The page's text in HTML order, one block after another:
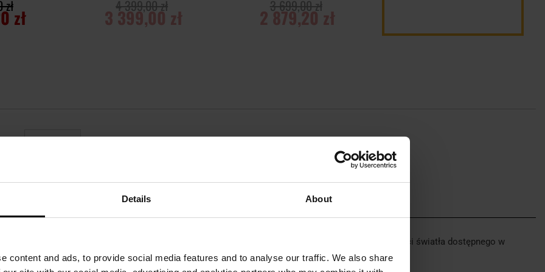
Details About
content and ads, to provide social media features and to analyse our traffic. We also share
zł 3 399,00 zł
4 399,00 zł 2 879,20 zł
3 699,00 zł
ograniczonej lub całkowitej ciemności. Działa na zasadzie wzmacniania niewielkiej ilości światła dostępnego w